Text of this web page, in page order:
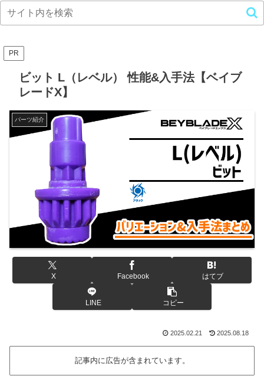
PR
ビット L（レベル） 性能&入手法【ベイブ
レードX】
パーツ紹介
X Facebook はてブ
LINE コピー
2025.02.21 2025.08.18
記事内に広告が含まれています。